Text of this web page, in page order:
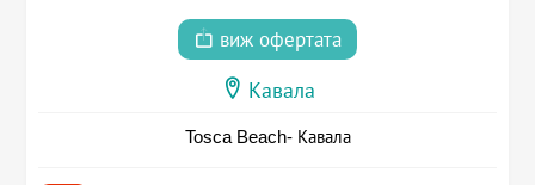
виж офертата
Кавала
Tosca Beach- Кавала